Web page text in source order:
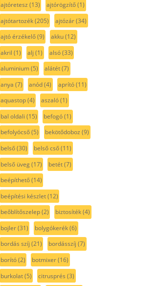
ajtóretesz (13) ajtórögzítő(1)
ajtótartozék(205) ajtózár(34)
ajtó érzékelő(9) akku(12)
akril (1) alj (1) alsó(33)
aluminium(5) alátét(7)
anya (7) anód(4) aprító(11)
aquastop(4) aszaló(1)
bal oldali (15) befogó(1)
befolyócső(5) bekötődoboz (9)
belső(30) belső cső(11)
belső üveg(17) betét(7)
beépíthető(14)
beépítési készlet(12)
beőblítőszelep(2) biztosíték(4)
bojler(31) bolygókerék(6)
bordás szíj (21) bordásszíj (7)
borító(2) botmixer(16)
burkolat(5) citrusprés (3)